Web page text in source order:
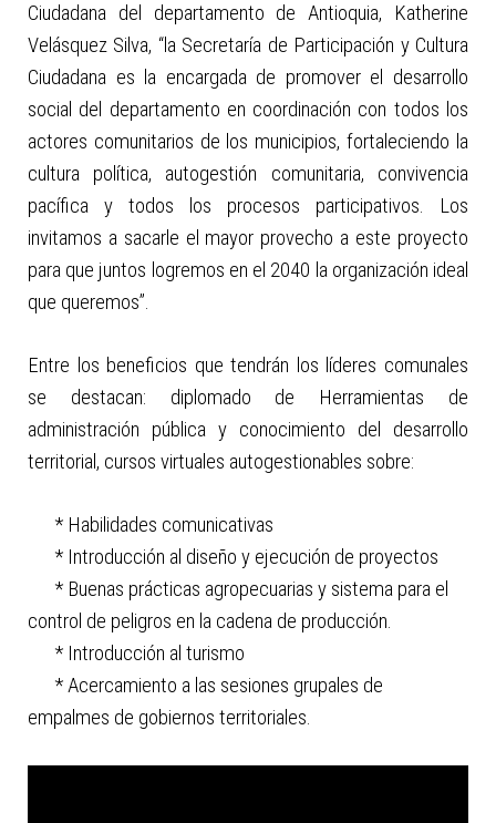
Ciudadana del departamento de Antioquia, Katherine
Velásquez Silva, “la Secretaría de Participación y Cultura
Ciudadana es la encargada de promover el desarrollo
social del departamento en coordinación con todos los
actores comunitarios de los municipios, fortaleciendo la
cultura política, autogestión comunitaria, convivencia
pacífica y todos los procesos participativos. Los
invitamos a sacarle el mayor provecho a este proyecto
para que juntos logremos en el 2040 la organización ideal
que queremos”.
Entre los beneficios que tendrán los líderes comunales
se destacan: diplomado de Herramientas de
administración pública y conocimiento del desarrollo
territorial, cursos virtuales autogestionables sobre:
* Habilidades comunicativas
* Introducción al diseño y ejecución de proyectos
* Buenas prácticas agropecuarias y sistema para el
control de peligros en la cadena de producción.
* Introducción al turismo
* Acercamiento a las sesiones grupales de
empalmes de gobiernos territoriales.